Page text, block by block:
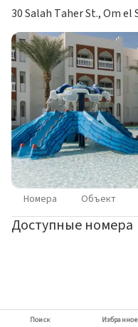
Номера Объект
Доступные номера
Поиск Избранное